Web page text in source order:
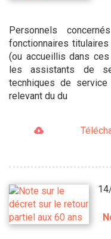
Personnels
fonctionnaires titulaires
(ou accueillis dans
les assistants de
tecnhiques de
relevant du du